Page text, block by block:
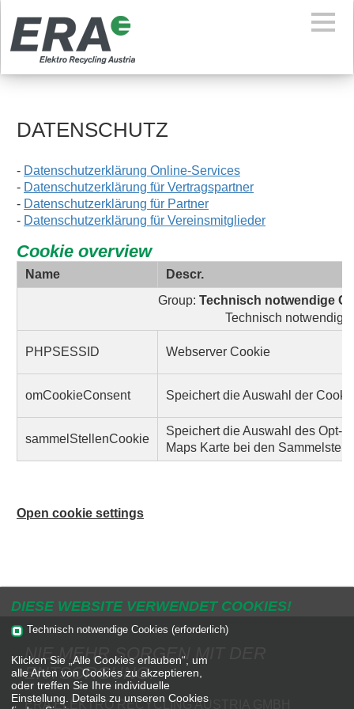
DATENSCHUTZ
- Datenschutzerklärung Online-Services
- Datenschutzerklärung für Vertragspartner
- Datenschutzerklärung für Partner
- Datenschutzerklärung für Vereinsmitglieder
Cookie overview
Name
Descr.
Group: Technisch notwendige
Technisch
PHPSESSID Webserver Cookie
omCookieConsent Speichert die Auswahl der
sammelStellenCookie
Speichert die Auswahl des Opt-
Maps Karte bei den
Open cookie settings
DIESE WEBSITE VERWENDET COOKIES!
Technisch notwendige Cookies (erforderlich)
Klicken Sie „Alle Cookies erlauben“, um
alle Arten von Cookies zu akzeptieren,
oder treffen Sie Ihre individuelle
Einstellung. Details zu unseren Cookies
NIE MEHR SORGEN MIT DER
ENTSORGUNG.
ERA ELEKTRO RECYCLING AUSTRIA GMBH